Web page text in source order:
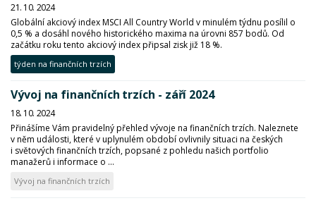
21. 10. 2024
Globální akciový index MSCI All Country World v minulém týdnu posílil o
0,5 % a dosáhl nového historického maxima na úrovni 857 bodů. Od
začátku roku tento akciový index připsal zisk již 18 %.
týden na finančních trzích
Vývoj na finančních trzích - září 2024
18. 10. 2024
Přinášíme Vám pravidelný přehled vývoje na finančních trzích. Naleznete
v něm události, které v uplynulém období ovlivnily situaci na českých
i světových finančních trzích, popsané z pohledu našich portfolio
manažerů i informace o ...
Vývoj na finančních trzích